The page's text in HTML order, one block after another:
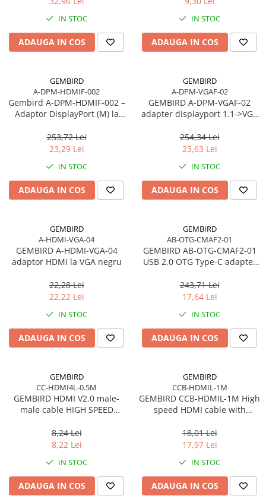
IN STOC
ADAUGA IN COS
IN STOC
ADAUGA IN COS
GEMBIRD
A-DPM-HDMIF-002
Gembird A‑DPM‑HDMIF‑002 –
Adaptor DisplayPort (M) la
253,72 Lei
23,29 Lei
IN STOC
ADAUGA IN COS
GEMBIRD
A-DPM-VGAF-02
GEMBIRD A-DPM-VGAF-02
adapter displayport 1.1->VGA
254,34 Lei
23,63 Lei
IN STOC
ADAUGA IN COS
GEMBIRD
A-HDMI-VGA-04
GEMBIRD A-HDMI-VGA-04
adaptor HDMI la VGA negru
22,28 Lei
22,22 Lei
IN STOC
ADAUGA IN COS
GEMBIRD
AB-OTG-CMAF2-01
GEMBIRD AB-OTG-CMAF2-01
USB 2.0 OTG Type-C adapter
243,71 Lei
17,64 Lei
IN STOC
ADAUGA IN COS
GEMBIRD
CC-HDMI4L-0.5M
GEMBIRD HDMI V2.0 male-
male cable HIGH SPEED
8,24 Lei
8,22 Lei
IN STOC
ADAUGA IN COS
GEMBIRD
CCB-HDMIL-1M
GEMBIRD CCB-HDMIL-1M High
speed HDMI cable with
18,01 Lei
17,97 Lei
IN STOC
ADAUGA IN COS